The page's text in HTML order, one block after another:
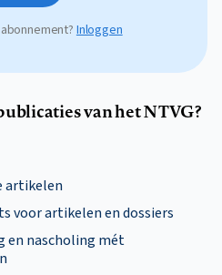
Inloggen
van het NTVG?
artikelen
voor artikelen en dossiers
en nascholing mét